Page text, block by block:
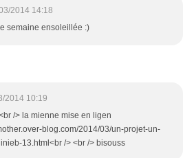
2014 14:18
semaine ensoleillée :)
2014 10:19
/> la mienne mise en ligen
blog.com/2014/03/un-projet-un-
13.html<br /> <br /> bisouss